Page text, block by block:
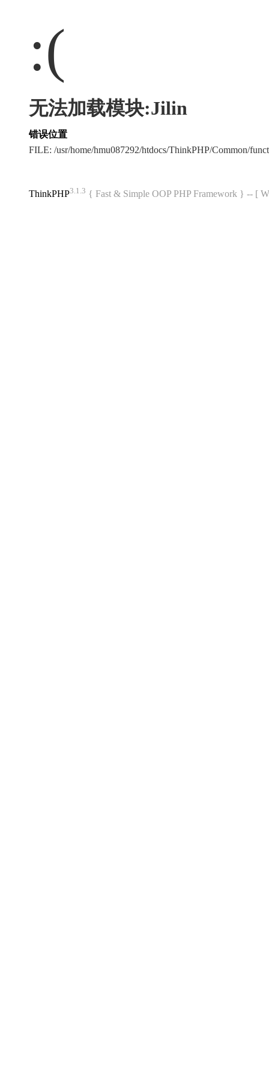
:(
无法加载模块:Jilin
错误位置
FILE: /usr/home/hmu087292/htdocs/ThinkPHP/Common/
ThinkPHP3.1.3 { Fast & Simple OOP PHP Framework } -- [